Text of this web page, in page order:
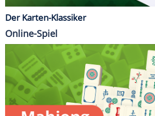
Der Karten-Klassiker
Online-Spiel